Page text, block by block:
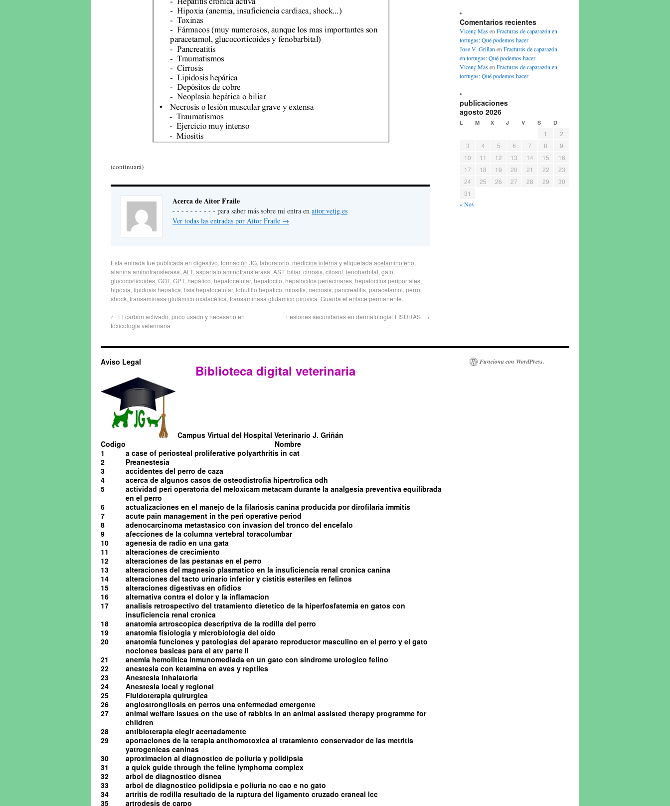
(continuará)
Acerca de Aitor Fraile
- - - - - - - - - - para saber más sobre mí entra en aitor.vetjg.es
Ver todas las entradas por Aitor Fraile →
Esta entrada fue publicada en digestivo,formación JG, laboratorio, medicina internay etiquetadaacetaminofeno,
alanina aminotransferasa,ALT,aspartato aminotransferasa,AST,biliar,cirrosis,citosol,fenobarbital,gato,
glucocorticoides,GOT,GPT, hepático, hepatocelular, hepatocito, hepatocitos periacinares, hepatocitos periportales,
hipoxia, lipidosis hepatica, lisis hepatocelular, lobulillo hepático, miositis, necrosis,pancreatitis,paracetamol,perro,
shock,transaminasa glutámico oxalacética,transaminasa glutámico pirúvica. Guarda el enlace permanente.
← El carbón activado, poco usado y necesario en
toxicología veterinaria
Lesiones secundarias en dermatología: FISURAS. →
Comentarios recientes
Vicenç Masen Fracturas de caparazón en
tortugas: Qué podemos hacer
Jose V. Griñan en Fracturas de caparazón
en tortugas: Qué podemos hacer
Vicenç Masen Fracturas de caparazón en
tortugas: Qué podemos hacer
publicaciones
agosto 2026
L M X J V S D
1
2
3
4 5 6 7 8
9
10
11 12 13 14 15
16
17
18 19 20 21 22
23
24
25 26 27 28 29
30
31
« Nov
Aviso Legal
Biblioteca digital veterinaria
Campus Virtual del Hospital Veterinario J. Griñán
Codigo
Nombre
1
a case of periosteal proliferative polyarthritis in cat
2
Preanestesia
3
accidentes del perro de caza
4
acerca de algunos casos de osteodistrofia hipertrofica odh
5
actividad peri operatoria del meloxicam metacam durante la analgesia preventiva equilibrada
en el perro
6
actualizaciones en el manejo de la filariosis canina producida por dirofilaria immitis
7
acute pain management in the peri operative period
8
adenocarcinoma metastasico con invasion del tronco del encefalo
9
afecciones de la columna vertebral toracolumbar
10
agenesia de radio en una gata
11
alteraciones de crecimiento
12
alteraciones de las pestanas en el perro
13
alteraciones del magnesio plasmatico en la insuficiencia renal cronica canina
14
alteraciones del tacto urinario inferior y cistitis esteriles en felinos
15
alteraciones digestivas en ofidios
16
alternativa contra el dolor y la inflamacion
17
analisis retrospectivo del tratamiento dietetico de la hiperfosfatemia en gatos con
insuficiencia renal cronica
18
anatomia artroscopica descriptiva de la rodilla del perro
19
anatomia fisiologia y microbiologia del oido
20
anatomia funciones y patologias del aparato reproductor masculino en el perro y el gato
nociones basicas para el atv parte II
21
anemia hemolitica inmunomediada en un gato con sindrome urologico felino
22
anestesia con ketamina en aves y reptiles
23
Anestesia inhalatoria
24
Anestesia local y regional
25
Fluidoterapia quirurgica
26
angiostrongilosis en perros una enfermedad emergente
27
animal welfare issues on the use of rabbits in an animal assisted therapy programme for
children
28
antibioterapia elegir acertadamente
29
aportaciones de la terapia antihomotoxica al tratamiento conservador de las metritis
yatrogenicas caninas
30
aproximacion al diagnostico de poliuria y polidipsia
31
a quick guide through the feline lymphoma complex
32
arbol de diagnostico disnea
33
arbol de diagnostico polidipsia e poliuria no cao e no gato
34
artritis de rodilla resultado de la ruptura del ligamento cruzado craneal lcc
35
artrodesis de carpo
Funciona con WordPress.